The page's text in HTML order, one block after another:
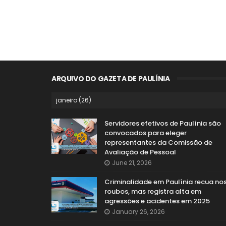
ARQUIVO DO GAZETA DE PAULÍNIA
Servidores efetivos de Paulínia são
convocados para eleger
representantes da Comissão de
Avaliação de Pessoal
June 21, 2026
Criminalidade em Paulínia recua
roubos, mas registra alta em
agressões e acidentes em 2025
January 26, 2026